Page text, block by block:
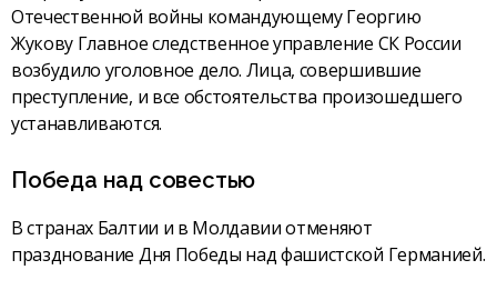
Отечественной войны командующему Георгию
Жукову Главное следственное управление СК России
возбудило уголовное дело. Лица, совершившие
преступление, и все обстоятельства произошедшего
устанавливаются.
Победа над совестью
В странах Балтии и в Молдавии отменяют
празднование Дня Победы над фашистской Германией.